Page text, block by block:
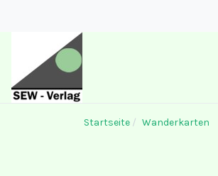
Startseite Wanderkarten